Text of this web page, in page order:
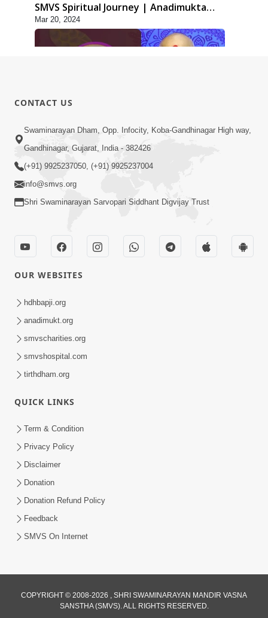
SMVS Spiritual Journey | Anadimukta
Gyan
Mar 20, 2024
17:00
હું કોણ છું ? ભાગ 1 | SMVS Spiritual
Journey | Anadimukta Gyan
હર્ષ-શોક, સુખ-દુખનું કારણ દેહભાવ | SMVS
Spiritual Journey | Anadimukta Gyan
હરિ નવમીએ આટલું દ્રઢ કરી દઈએ તો બેડો પાર
Swaninarayan | SMVS | 2023
Mar 27, 2023
1:00
CONTACT US
Swaminarayan Dham, Opp. Infocity, Koba-Gandhinagar High way,
Gandhinagar, Gujarat, India - 382426
(+91) 9925237050, (+91) 9925237004
info@smvs.org
Shri Swaminarayan Sarvopari Siddhant Digvijay Trust
OUR WEBSITES
hdhbapji.org
anadimukt.org
smvscharities.org
smvshospital.com
tirthdham.org
QUICK LINKS
Term & Condition
Privacy Policy
Disclaimer
Donation
Donation Refund Policy
Feedback
SMVS On Internet
COPYRIGHT © 2008-2026 , SHRI SWAMINARAYAN MANDIR VASNA
SANSTHA (SMVS). ALL RIGHTS RESERVED.